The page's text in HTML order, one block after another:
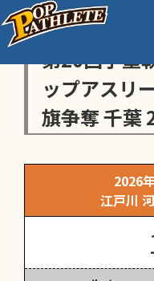
センス・ト
第20回学童
ップアスリ
旗争奪 千葉
2026
江戸川